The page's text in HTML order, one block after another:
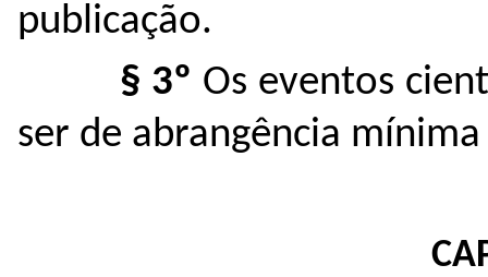
publicação.
§ 3º Os eventos
ser de abrangência